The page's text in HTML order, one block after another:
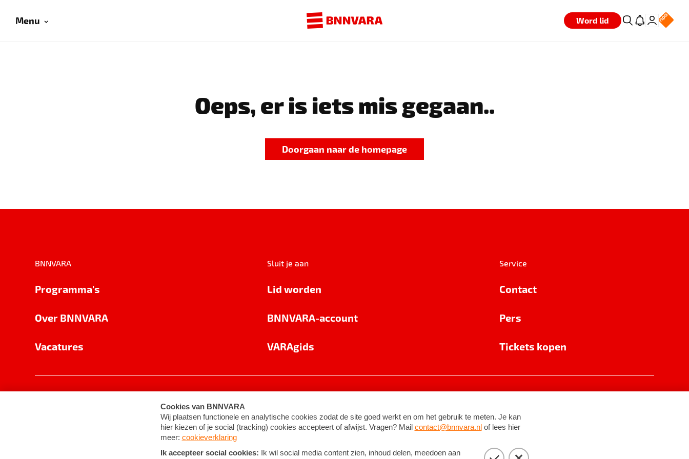
Menu Word lid
Oeps, er is iets mis gegaan..
Doorgaan naar de homepage
BNNVARA
Programma's
Over BNNVARA
Vacatures
Sluit je aan
Lid worden
BNNVARA-account
VARAgids
Service
Contact
Pers
Tickets kopen
Cookie-instellingen Algemene voorwaarden ©2026BNNVARA